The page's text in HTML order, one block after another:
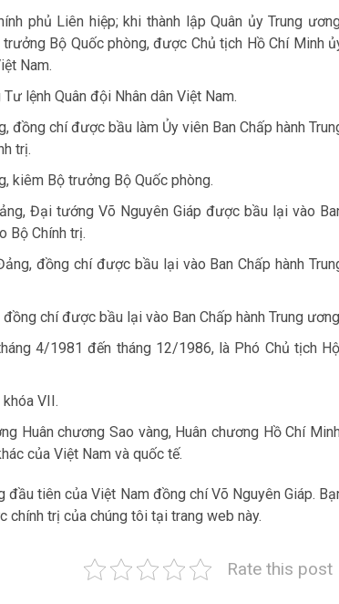
phủ Liên hiệp; khi thành lập Quân ủy Trung
Bộ Quốc phòng, được Chủ tịch Hồ Chí Minh
Nam.
lệnh Quân đội Nhân dân Việt Nam.
chí được bầu làm Ủy viên Ban Chấp hành
trị.
kiêm Bộ trưởng Bộ Quốc phòng.
Đại tướng Võ Nguyên Giáp được bầu lại vào
Bộ Chính trị.
đồng chí được bầu lại vào Ban Chấp hành
chí được bầu lại vào Ban Chấp hành Trung
4/1981 đến tháng 12/1986, là Phó Chủ tịch
VII.
Huân chương Sao vàng, Huân chương Hồ Chí
của Việt Nam và quốc tế.
tiên của Việt Nam đồng chí Võ Nguyên Giáp.
chính trị của chúng tôi tại trang web này.
Rate this post